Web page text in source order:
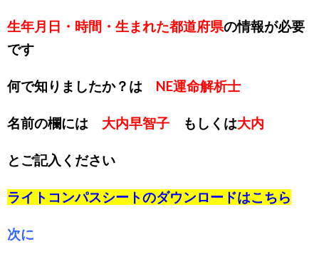
生年月日・時間・生まれた都道府県の情報が必要
です
何で知りましたか？は NE運命解析士
名前の欄には 大内早智子 もしくは大内
とご記入ください
ライトコンパスシートのダウンロードはこちら
次に